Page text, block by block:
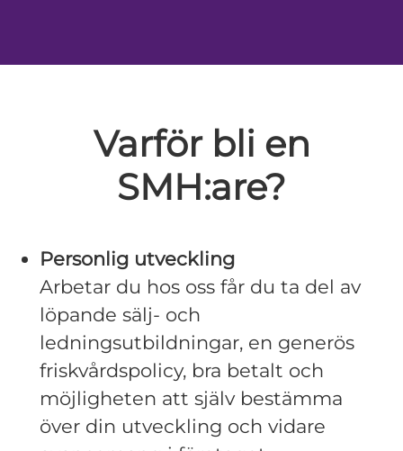
Varför bli en
SMH:are?
Personlig utveckling
Arbetar du hos oss får du ta del av
löpande sälj- och
ledningsutbildningar, en generös
friskvårdspolicy, bra betalt och
möjligheten att själv bestämma
över din utveckling och vidare